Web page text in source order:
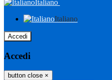
Italiano
Italiano
Accedi
Accedi
button close ×